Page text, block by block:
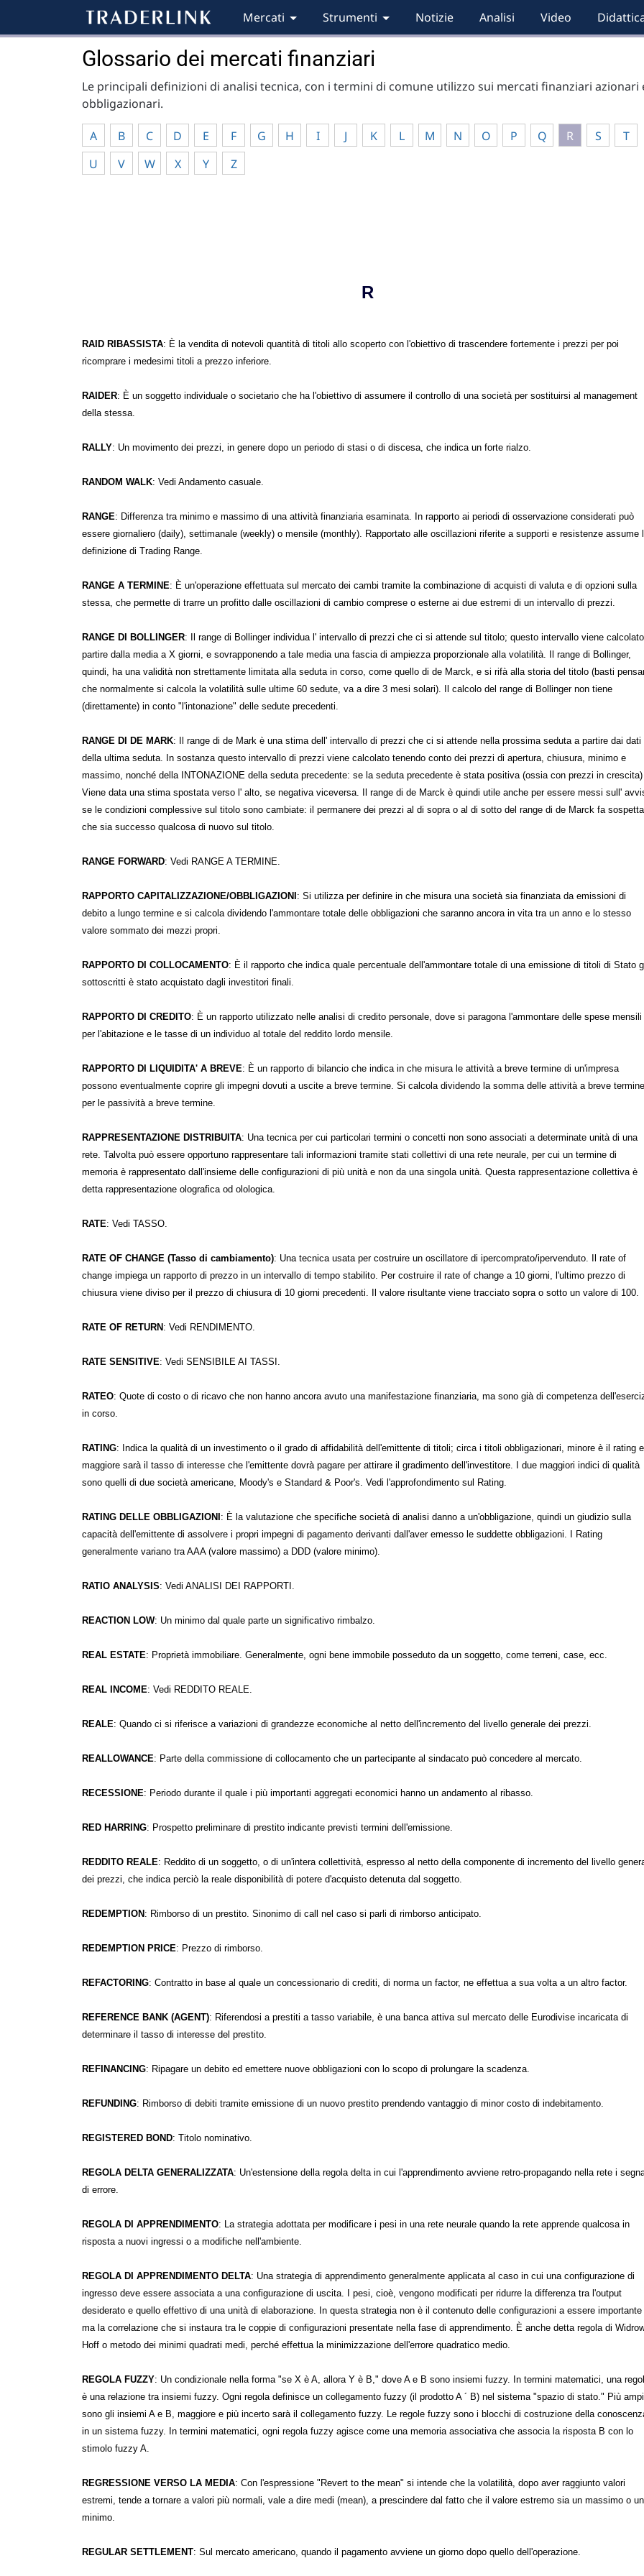
Mercati Strumenti Notizie Analisi Video
Glossario dei mercati finanziari
Le principali definizioni di analisi tecnica, con i termini di comune utilizzo sui mercati finanziari azionari
obbligazionari.
A B C D E F G H I J K L M N O P Q R S
T
U
V W X Y Z
R
RAID RIBASSISTA: È la vendita di notevoli quantità di titoli allo scoperto con l'obiettivo di trascendere fortemente i prezzi per poi
ricomprare i medesimi titoli a prezzo inferiore.
RAIDER: È un soggetto individuale o societario che ha l'obiettivo di assumere il controllo di una società per sostituirsi al management
della stessa.
RALLY: Un movimento dei prezzi, in genere dopo un periodo di stasi o di discesa, che indica un forte rialzo.
RANDOM WALK: Vedi Andamento casuale.
RANGE: Differenza tra minimo e massimo di una attività finanziaria esaminata. In rapporto ai periodi di osservazione considerati può
essere giornaliero (daily), settimanale (weekly) o mensile (monthly). Rapportato alle oscillazioni riferite a supporti e resistenze assume
definizione di Trading Range.
RANGE A TERMINE: È un'operazione effettuata sul mercato dei cambi tramite la combinazione di acquisti di valuta e di opzioni sulla
stessa, che permette di trarre un profitto dalle oscillazioni di cambio comprese o esterne ai due estremi di un intervallo di prezzi.
RANGE DI BOLLINGER: Il range di Bollinger individua l' intervallo di prezzi che ci si attende sul titolo; questo intervallo viene
partire dalla media a X giorni, e sovrapponendo a tale media una fascia di ampiezza proporzionale alla volatilità. Il range di Bollinger,
quindi, ha una validità non strettamente limitata alla seduta in corso, come quello di de Marck, e si rifà alla storia del titolo (basti
che normalmente si calcola la volatilità sulle ultime 60 sedute, va a dire 3 mesi solari). Il calcolo del range di Bollinger non tiene
(direttamente) in conto "l'intonazione" delle sedute precedenti.
RANGE DI DE MARK: Il range di de Mark è una stima dell' intervallo di prezzi che ci si attende nella prossima seduta a partire dai dati
della ultima seduta. In sostanza questo intervallo di prezzi viene calcolato tenendo conto dei prezzi di apertura, chiusura, minimo e
massimo, nonché della INTONAZIONE della seduta precedente: se la seduta precedente è stata positiva (ossia con prezzi in crescita)
Viene data una stima spostata verso l' alto, se negativa viceversa. Il range di de Marck è quindi utile anche per essere messi sull'
se le condizioni complessive sul titolo sono cambiate: il permanere dei prezzi al di sopra o al di sotto del range di de Marck fa
che sia successo qualcosa di nuovo sul titolo.
RANGE FORWARD: Vedi RANGE A TERMINE.
RAPPORTO CAPITALIZZAZIONE/OBBLIGAZIONI : Si utilizza per definire in che misura una società sia finanziata da emissioni di
debito a lungo termine e si calcola dividendo l'ammontare totale delle obbligazioni che saranno ancora in vita tra un anno e lo stesso
valore sommato dei mezzi propri.
RAPPORTO DI COLLOCAMENTO: È il rapporto che indica quale percentuale dell'ammontare totale di una emissione di titoli di Stato
sottoscritti è stato acquistato dagli investitori finali.
RAPPORTO DI CREDITO: È un rapporto utilizzato nelle analisi di credito personale, dove si paragona l'ammontare delle spese mensili
per l'abitazione e le tasse di un individuo al totale del reddito lordo mensile.
RAPPORTO DI LIQUIDITA' A BREVE: È un rapporto di bilancio che indica in che misura le attività a breve termine di un'impresa
possono eventualmente coprire gli impegni dovuti a uscite a breve termine. Si calcola dividendo la somma delle attività a breve termine
per le passività a breve termine.
RAPPRESENTAZIONE DISTRIBUITA: Una tecnica per cui particolari termini o concetti non sono associati a determinate unità di una
rete. Talvolta può essere opportuno rappresentare tali informazioni tramite stati collettivi di una rete neurale, per cui un termine di
memoria è rappresentato dall'insieme delle configurazioni di più unità e non da una singola unità. Questa rappresentazione collettiva è
detta rappresentazione olografica od olologica.
RATE: Vedi TASSO.
RATE OF CHANGE (Tasso di cambiamento): Una tecnica usata per costruire un oscillatore di ipercomprato/ipervenduto. Il rate of
change impiega un rapporto di prezzo in un intervallo di tempo stabilito. Per costruire il rate of change a 10 giorni, l'ultimo prezzo di
chiusura viene diviso per il prezzo di chiusura di 10 giorni precedenti. Il valore risultante viene tracciato sopra o sotto un valore di 100.
RATE OF RETURN : Vedi RENDIMENTO.
RATE SENSITIVE: Vedi SENSIBILE AI TASSI.
RATEO: Quote di costo o di ricavo che non hanno ancora avuto una manifestazione finanziaria, ma sono già di competenza
in corso.
RATING: Indica la qualità di un investimento o il grado di affidabilità dell'emittente di titoli; circa i titoli obbligazionari, minore è il rating e
maggiore sarà il tasso di interesse che l'emittente dovrà pagare per attirare il gradimento dell'investitore. I due maggiori indici di qualità
sono quelli di due società americane, Moody's e Standard & Poor's. Vedi l'approfondimento sul Rating.
RATING DELLE OBBLIGAZIONI : È la valutazione che specifiche società di analisi danno a un'obbligazione, quindi un giudizio sulla
capacità dell'emittente di assolvere i propri impegni di pagamento derivanti dall'aver emesso le suddette obbligazioni. I Rating
generalmente variano tra AAA (valore massimo) a DDD (valore minimo).
RATIO ANALYSIS: Vedi ANALISI DEI RAPPORTI.
REACTION LOW: Un minimo dal quale parte un significativo rimbalzo.
REAL ESTATE: Proprietà immobiliare. Generalmente, ogni bene immobile posseduto da un soggetto, come terreni, case, ecc.
REAL INCOME: Vedi REDDITO REALE.
REALE: Quando ci si riferisce a variazioni di grandezze economiche al netto dell'incremento del livello generale dei prezzi.
REALLOWANCE: Parte della commissione di collocamento che un partecipante al sindacato può concedere al mercato.
RECESSIONE: Periodo durante il quale i più importanti aggregati economici hanno un andamento al ribasso.
RED HARRING: Prospetto preliminare di prestito indicante previsti termini dell'emissione.
REDDITO REALE: Reddito di un soggetto, o di un'intera collettività, espresso al netto della componente di incremento del livello
dei prezzi, che indica perciò la reale disponibilità di potere d'acquisto detenuta dal soggetto.
REDEMPTION : Rimborso di un prestito. Sinonimo di call nel caso si parli di rimborso anticipato.
REDEMPTION PRICE: Prezzo di rimborso.
REFACTORING: Contratto in base al quale un concessionario di crediti, di norma un factor, ne effettua a sua volta a un altro factor.
REFERENCE BANK (AGENT): Riferendosi a prestiti a tasso variabile, è una banca attiva sul mercato delle Eurodivise incaricata di
determinare il tasso di interesse del prestito.
REFINANCING: Ripagare un debito ed emettere nuove obbligazioni con lo scopo di prolungare la scadenza.
REFUNDING: Rimborso di debiti tramite emissione di un nuovo prestito prendendo vantaggio di minor costo di indebitamento.
REGISTERED BOND: Titolo nominativo.
REGOLA DELTA GENERALIZZATA: Un'estensione della regola delta in cui l'apprendimento avviene retro-propagando nella rete i
di errore.
REGOLA DI APPRENDIMENTO: La strategia adottata per modificare i pesi in una rete neurale quando la rete apprende qualcosa in
risposta a nuovi ingressi o a modifiche nell'ambiente.
REGOLA DI APPRENDIMENTO DELTA: Una strategia di apprendimento generalmente applicata al caso in cui una configurazione di
ingresso deve essere associata a una configurazione di uscita. I pesi, cioè, vengono modificati per ridurre la differenza tra l'output
desiderato e quello effettivo di una unità di elaborazione. In questa strategia non è il contenuto delle configurazioni a essere importante
ma la correlazione che si instaura tra le coppie di configurazioni presentate nella fase di apprendimento. È anche detta regola di
Hoff o metodo dei minimi quadrati medi, perché effettua la minimizzazione dell'errore quadratico medio.
REGOLA FUZZY: Un condizionale nella forma "se X è A, allora Y è B," dove A e B sono insiemi fuzzy. In termini matematici, una
è una relazione tra insiemi fuzzy. Ogni regola definisce un collegamento fuzzy (il prodotto A ´ B) nel sistema "spazio di stato." Più ampi
sono gli insiemi A e B, maggiore e più incerto sarà il collegamento fuzzy. Le regole fuzzy sono i blocchi di costruzione della
in un sistema fuzzy. In termini matematici, ogni regola fuzzy agisce come una memoria associativa che associa la risposta B con lo
stimolo fuzzy A.
REGRESSIONE VERSO LA MEDIA: Con l'espressione "Revert to the mean" si intende che la volatilità, dopo aver raggiunto valori
estremi, tende a tornare a valori più normali, vale a dire medi (mean), a prescindere dal fatto che il valore estremo sia un massimo o un
minimo.
REGULAR SETTLEMENT: Sul mercato americano, quando il pagamento avviene un giorno dopo quello dell'operazione.